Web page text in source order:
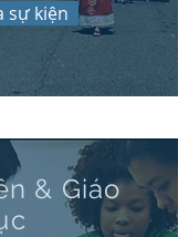
sự kiện
& Giáo